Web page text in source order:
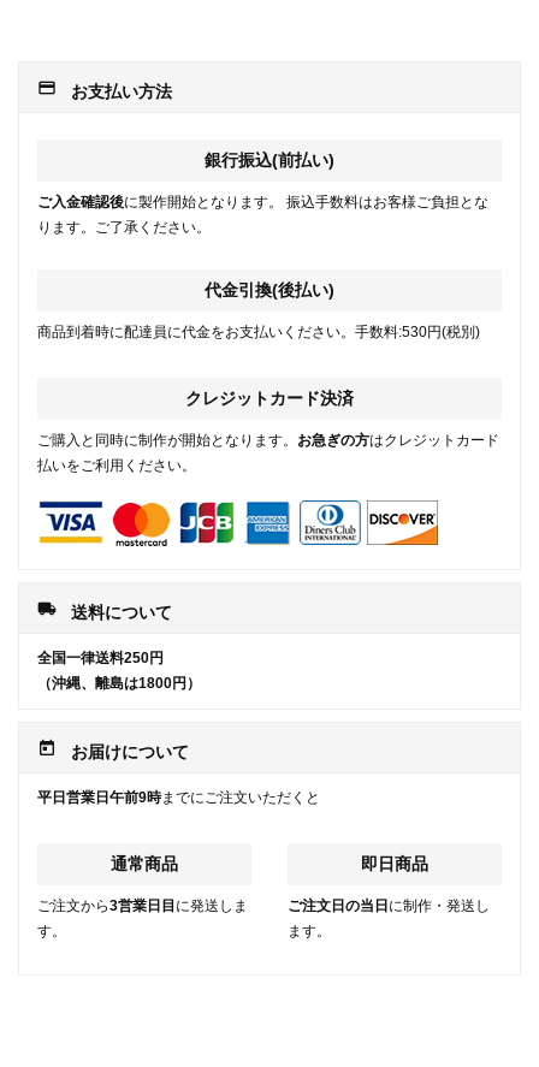
payment お支払い方法
銀行振込(前払い)
ご入金確認後に製作開始となります。 振込手数料はお客様ご負担とな
ります。ご了承ください。
代金引換(後払い)
商品到着時に配達員に代金をお支払いください。手数料:530円(税別)
クレジットカード決済
ご購入と同時に制作が開始となります。 お急ぎの方はクレジットカード
払いをご利用ください。
local_shipping 送料について
全国一律送料250円
（沖縄、離島は1800円）
today お届けについて
平日営業日午前9時までにご注文いただくと
通常商品
ご注文から3営業日目 に発送しま
す。
即日商品
ご注文日の当日 に制作・発送し
ます。